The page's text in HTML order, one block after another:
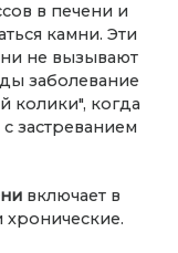
в печени и
камни. Эти
не вызывают
заболевание
колики", когда
застреванием
включает в
хронические.